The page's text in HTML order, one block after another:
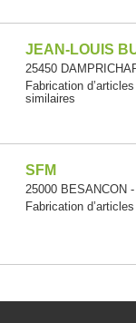
JEAN-LOUIS
25450
Fabrication
similaires
SFM
25000 BESANCON
Fabrication